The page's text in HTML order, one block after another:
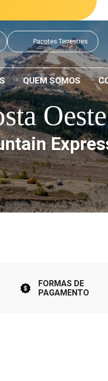
Pacotes Terrestres
QUEM SOMOS
Oeste
Setembro 2026
FORMAS DE
PAGAMENTO